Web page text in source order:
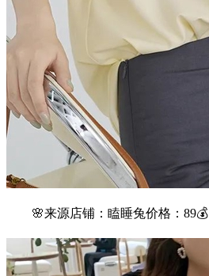
🌸来源店铺：瞌睡兔价格：89💰